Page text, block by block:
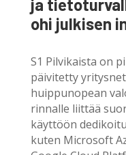
ja
ohi julkisen
S1 Pilvikaista on
päivitetty
huippunopean
rinnalle liittää
käyttöön
kuten Microsoft